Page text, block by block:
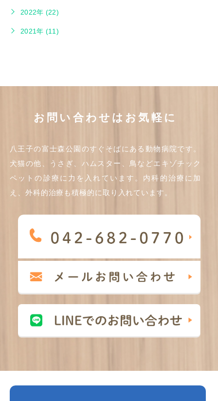
2022年 (22)
2021年 (11)
お問い合わせはお気軽に
八王子の富士森公園のすぐそばにある動物病院です。
犬猫の他、うさぎ、ハムスター、鳥などエキゾチック
ペットの診療に力を入れています。内科的治療に加
え、外科的治療も積極的に取り入れています。